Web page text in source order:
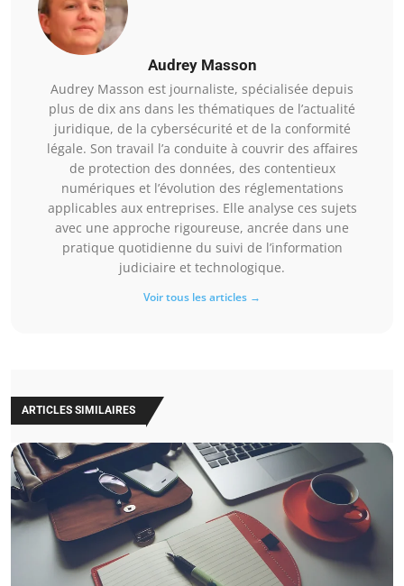
Audrey Masson
Audrey Masson est journaliste, spécialisée depuis
plus de dix ans dans les thématiques de l’actualité
juridique, de la cybersécurité et de la conformité
légale. Son travail l’a conduite à couvrir des affaires
de protection des données, des contentieux
numériques et l’évolution des réglementations
applicables aux entreprises. Elle analyse ces sujets
avec une approche rigoureuse, ancrée dans une
pratique quotidienne du suivi de l’information
judiciaire et technologique.
Voir tous les articles →
ARTICLES SIMILAIRES